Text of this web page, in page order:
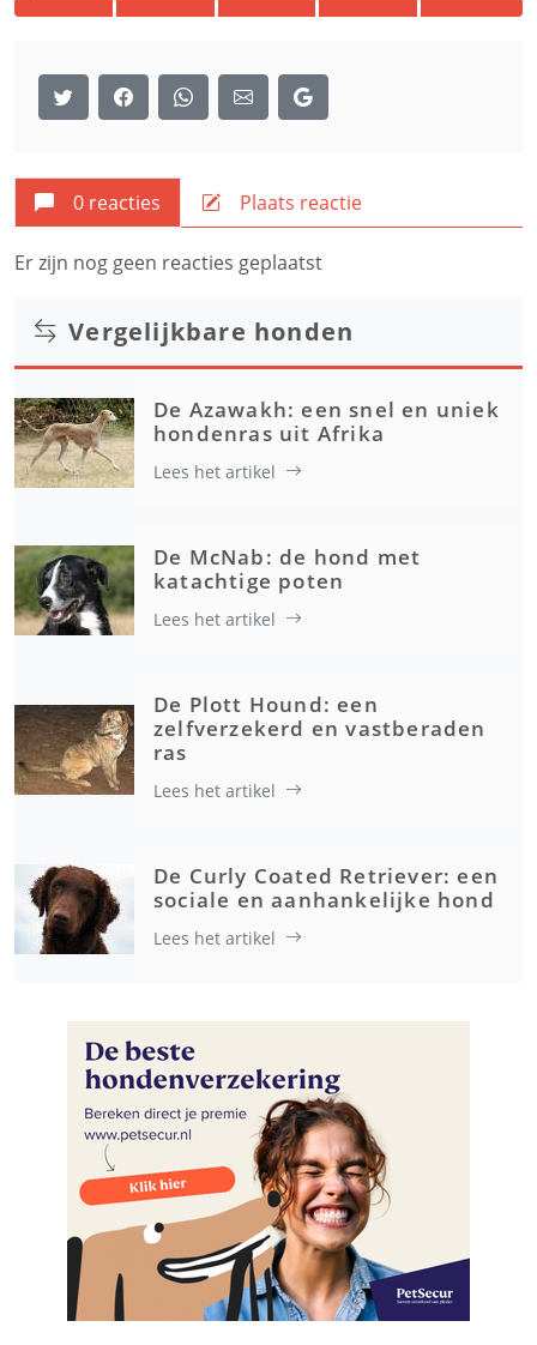
0 reacties Plaats reactie
Er zijn nog geen reacties geplaatst
Vergelijkbare honden
De Azawakh: een snel en uniek
hondenras uit Afrika
Lees het artikel
De McNab: de hond met
katachtige poten
Lees het artikel
De Plott Hound: een
zelfverzekerd en vastberaden
ras
Lees het artikel
De Curly Coated Retriever: een
sociale en aanhankelijke hond
Lees het artikel